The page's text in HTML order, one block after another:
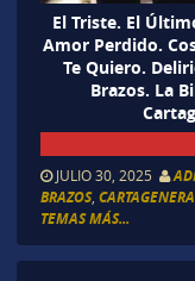
El Triste. El
Amor Perdido.
Te Quiero.
Brazos. La
JULIO 30, 2025
BRAZOS, CARTAGENERA
TEMAS MÁS...